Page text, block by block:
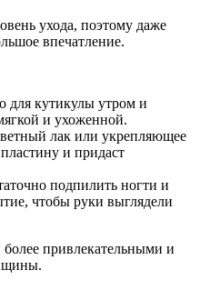
ухода, поэтому даже
впечатление.
для кутикулы утром и
и ухоженной.
лак или укрепляющее
и придаст
подпилить ногти и
чтобы руки выглядели
привлекательными и